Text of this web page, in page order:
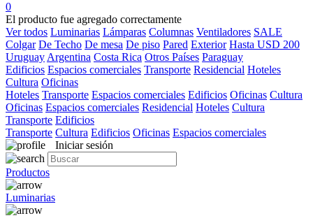
0
El producto fue agregado correctamente
Ver todos Luminarias Lámparas Columnas Ventiladores SALE
Colgar De Techo De mesa De piso Pared Exterior Hasta USD 200
Uruguay Argentina Costa Rica Otros Países Paraguay
Edificios Espacios comerciales Transporte Residencial Hoteles
Cultura Oficinas
Hoteles Transporte Espacios comerciales Edificios Oficinas Cultura
Oficinas Espacios comerciales Residencial Hoteles Cultura
Transporte Edificios
Transporte Cultura Edificios Oficinas Espacios comerciales
Iniciar sesión
Productos
Luminarias